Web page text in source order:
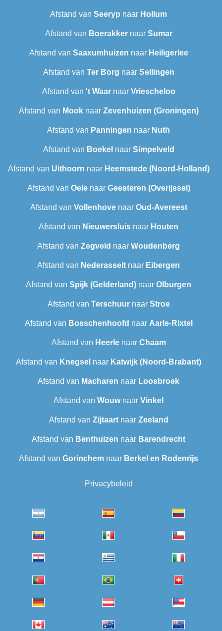
Afstand van Seeryp naar Hollum
Afstand van Boerakkernaar Sumar
Afstand van Saaxumhuizen naar Heiligerlee
Afstand van Ter Borg naar Sellingen
Afstand van 't Waarnaar Vriescheloo
Afstand van Mooknaar Zevenhuizen (Groningen)
Afstand van Panningen naar Nuth
Afstand van Boekel naar Simpelveld
Afstand van Uithoorn naar Heemstede (Noord-Holland)
Afstand van Oelenaar Geesteren (Overijssel)
Afstand van Vollenhovenaar Oud-Avereest
Afstand van Nieuwersluis naar Houten
Afstand van Zegveld naar Woudenberg
Afstand van Nederasselt naar Eibergen
Afstand van Spijk (Gelderland) naar Olburgen
Afstand van Terschuurnaar Stroe
Afstand van Bosschenhoofd naar Aarle-Rixtel
Afstand van Heerlenaar Chaam
Afstand van Knegsel naar Katwijk (Noord-Brabant)
Afstand van Macharen naar Loosbroek
Afstand van Wouwnaar Vinkel
Afstand van Zijtaartnaar Zeeland
Afstand van Benthuizen naar Barendrecht
Afstand van Gorinchem naar Berkel en Rodenrijs
Privacybeleid